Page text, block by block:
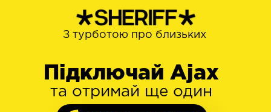
Підключай Ajax
З турботою про близьких
та отримай ще один